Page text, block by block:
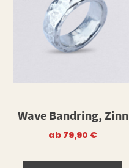
Wave Bandring, Zinn
ab 79,90 €